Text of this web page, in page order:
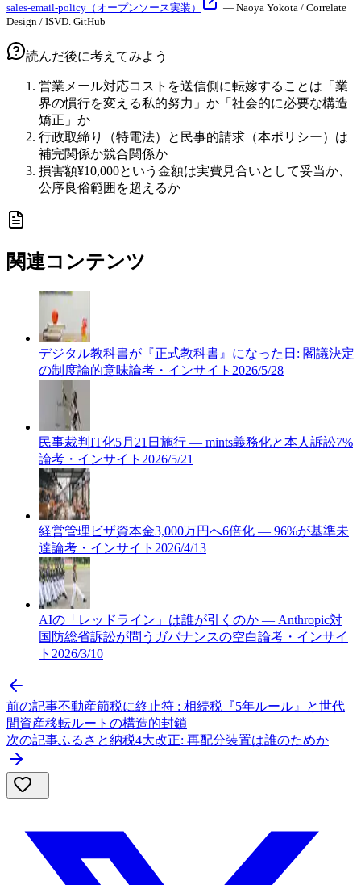
sales-email-policy（オープンソース実装） — Naoya Yokota / Correlate
Design / ISVD GitHub
読んだ後に考えてみよう
営業メール対応コストを送信側に転嫁することは「業
界の慣行を変える私的努力」か「社会的に必要な構造
矯正」か
行政取締り（特電法）と民事的請求（本ポリシー）は
補完関係か競合関係か
損害額¥10,000という金額は実費見合いとして妥当か、
公序良俗範囲を超えるか
関連コンテンツ
デジタル教科書が『正式教科書』になった日: 閣議決定
の制度論的意味論考・インサイト 2026/5/28
民事裁判IT化5月21日施行 — mints義務化と本人訴訟7%
論考・インサイト 2026/5/21
経営管理ビザ資本金3,000万円へ6倍化 — 96%が基準未
達論考・インサイト 2026/4/13
AIの「レッドライン」は誰が引くのか — Anthropic対
国防総省訴訟が問うガバナンスの空白論考・インサイ
ト 2026/3/10
前の記事不動産節税に終止符 : 相続税『5年ルール』と世代
間資産移転ルートの構造的封鎖
次の記事ふるさと納税4大改正: 再配分装置は誰のためか
—